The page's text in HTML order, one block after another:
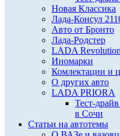
Новая Классика
Лада-Консул
Авто от Бронто
Лада-Родстер
LADA Revolution
Иномарки
Комлектации и
О других авто
LADA PRIORA
Тест-
в Сочи
Статьи на автотемы